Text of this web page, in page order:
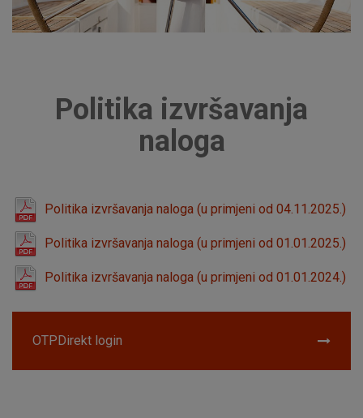
Politika izvršavanja
naloga
Politika izvršavanja naloga (u primjeni od 04.11.2025.)
Politika izvršavanja naloga (u primjeni od 01.01.2025.)
Politika izvršavanja naloga (u primjeni od 01.01.2024.)
OTPDirekt login